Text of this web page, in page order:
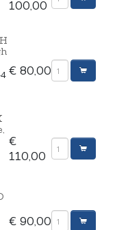
100,00
€ 80,00
€
110,00
€ 90,00